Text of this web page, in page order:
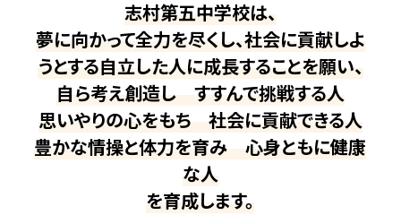
志村第五中学校は、
夢に向かって全力を尽くし、社会に貢献しよ
うとする自立した人に成長することを願い、
自ら考え創造し すすんで挑戦する人
思いやりの心をもち 社会に貢献できる人
豊かな情操と体力を育み 心身ともに健康
な人
を育成します。